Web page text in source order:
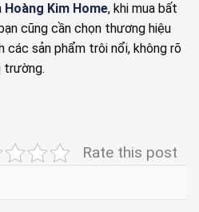
Hoàng Kim Home, khi mua bất
cũng cần chọn thương hiệu
các sản phẩm trôi nổi, không rõ
trường.
Rate this post